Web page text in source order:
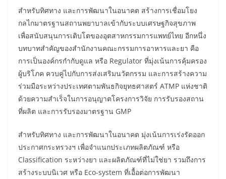
สำหรับทิศทาง และการพัฒนาในอนาคต สร้างการเชื่อมโยง
กลไกมาตรฐานสถานพยาบาลเข้ากับระบบเศรษฐกิจสุขภาพ
เพื่อสนับสนุนการเติบโตของอุตสาหกรรมการแพทย์ไทย อีกหนึ่ง
บทบาทสำคัญของสำนักงานคณะกรรมการอาหารและยา คือ
การเป็นองค์กรกํากับดูแล หรือ Regulator ที่มุ่งเน้นการคุ้มครอง
ผู้บริโภค ควบคู่ไปกับการส่งเสริมนวัตกรรม และการสร้างความ
ร่วมมือระหว่างประเทศตามพันธกิจยุทธศาสตร์ ATMP แห่งชาติ
ด้วยความสําเร็จในการอนุญาตโครงการวิจัย การรับรองสถาน
ที่ผลิต และการรับรองมาตรฐาน GMP
สำหรับทิศทาง และการพัฒนาในอนาคต มุ่งเน้นการเร่งรัดออก
ประกาศกระทรวงฯ เพื่อจําแนกประเภทผลิตภัณฑ์ หรือ
Classification ระหว่างยา และผลิตภัณฑ์ที่ไม่ใช่ยา รวมถึงการ
สร้างระบบนิเวศ หรือ Eco-system ที่เอื้อต่อการพัฒนา